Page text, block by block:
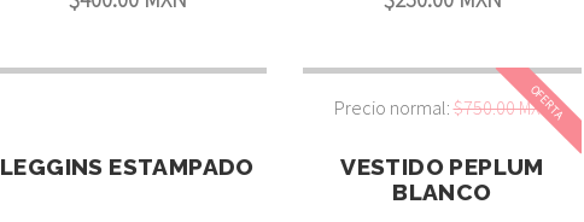
LEGGINS ESTAMPADO
OFERTA
Precio normal:$750.00 MXN
VESTIDO PEPLUM
BLANCO